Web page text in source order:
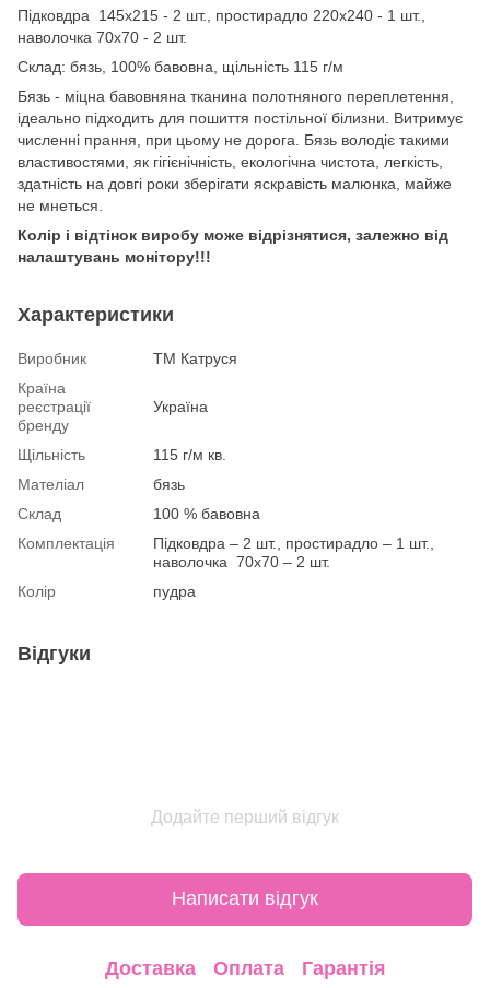
Підковдра 145х215 - 2 шт., простирадло 220х240 - 1 шт.,
наволочка 70х70 - 2 шт.
Склад: бязь, 100% бавовна, щільність 115 г/м
Бязь - міцна бавовняна тканина полотняного переплетення,
ідеально підходить для пошиття постільної білизни. Витримує
численні прання, при цьому не дорога. Бязь володіє такими
властивостями, як гігієнічність, екологічна чистота, легкість,
здатність на довгі роки зберігати яскравість малюнка, майже
не мнеться.
Колір і відтінок виробу може відрізнятися, залежно від
налаштувань монітору!!!
Характеристики
Виробник
ТМ Катруся
Країна
реєстрації
бренду
Україна
Щільність
115 г/м кв.
Мателіал
бязь
Склад
100 % бавовна
Комплектація
Підковдра – 2 шт., простирадло – 1 шт.,
наволочка 70х70 – 2 шт.
Колір
пудра
Відгуки
Додайте перший відгук
Написати відгук
Доставка Оплата Гарантія